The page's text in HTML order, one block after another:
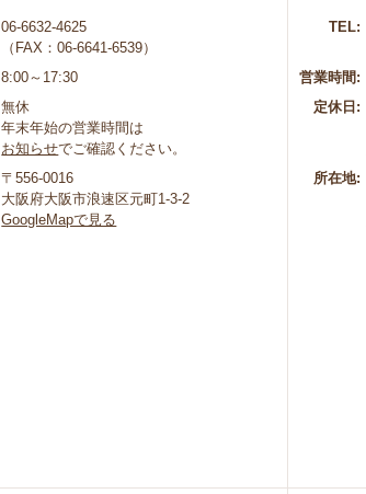
06-6632-4625
（FAX：06-6641-6539）
8:00～17:30
無休
年末年始の営業時間は
お知らせでご確認ください。
〒556-0016
大阪府大阪市浪速区元町1-3-2
GoogleMapで見る
TEL:
営業時間:
定休日:
所在地: